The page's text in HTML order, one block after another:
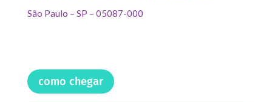
São Paulo – SP – 05087-000
como chegar